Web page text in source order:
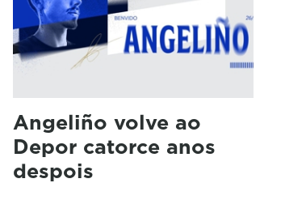
Angeliño volve ao
Depor catorce anos
despois